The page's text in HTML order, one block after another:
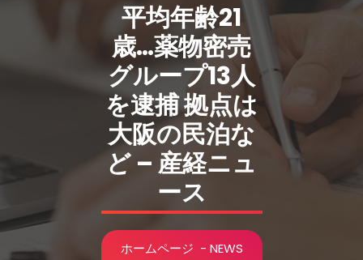
平均年齢21
歳…薬物密売
グループ13人
を逮捕 拠点は
大阪の民泊な
ど – 産経ニュ
ース
ホームページ - NEWS